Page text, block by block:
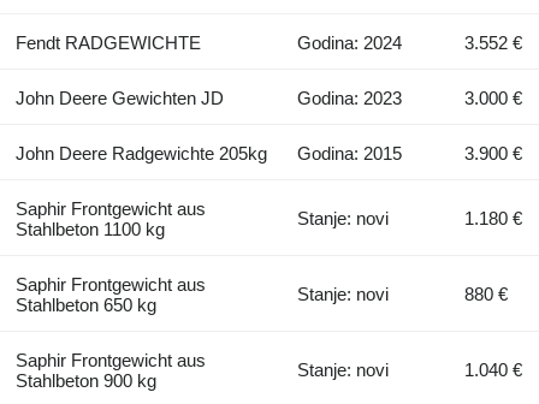
Fendt RADGEWICHTE Godina: 2024 3.552 €
John Deere Gewichten JD Godina: 2023 3.000 €
John Deere Radgewichte 205kg Godina: 2015 3.900 €
Saphir Frontgewicht aus
Stahlbeton 1100 kg
Stanje: novi 1.180 €
Saphir Frontgewicht aus
Stahlbeton 650 kg
Stanje: novi 880 €
Saphir Frontgewicht aus
Stahlbeton 900 kg
Stanje: novi 1.040 €